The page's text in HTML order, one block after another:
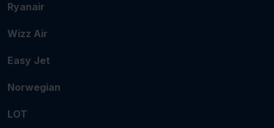
Ryanair
Wizz Air
Easy Jet
Norwegian
LOT